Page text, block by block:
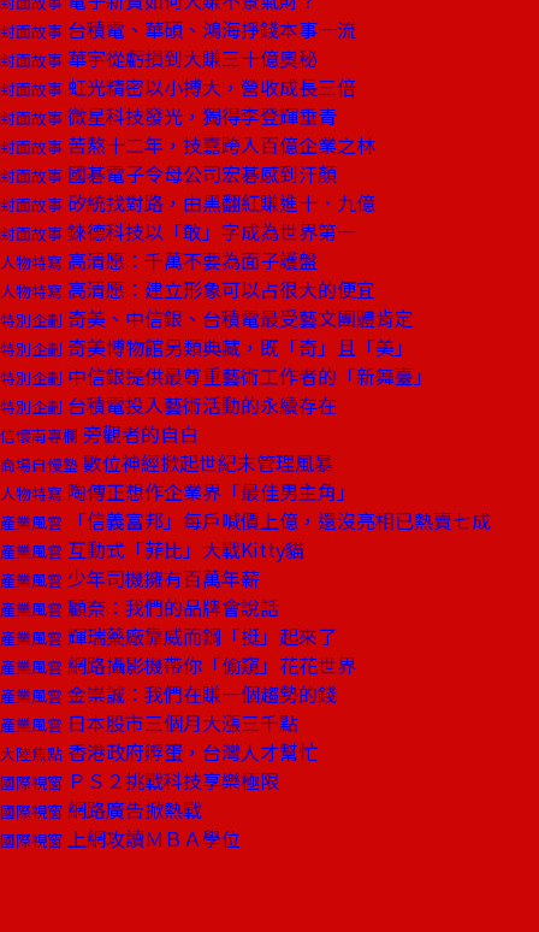
封面故事 台積電、華碩、鴻海掙錢本事一流
封面故事 華宇從虧損到大賺三十億奧秘
封面故事 虹光精密以小搏大，營收成長三倍
封面故事 微星科技發光，獨得李登輝垂青
封面故事 苦熬十二年，技嘉跨入百億企業之林
封面故事 國碁電子令母公司宏碁感到汗顏
封面故事 矽統找對路，由黑翻紅賺進十．九億
封面故事 錸德科技以「敢」字成為世界第一
人物特寫 高清愿：千萬不要為面子護盤
人物特寫 高清愿：建立形象可以占很大的便宜
特別企劃 奇美、中信銀、台積電最受藝文團體肯定
特別企劃 奇美博物館另類典藏，既「奇」且「美」
特別企劃 中信銀提供最尊重藝術工作者的「新舞臺」
特別企劃 台積電投入藝術活動的永續存在
信懷南專欄 旁觀者的自白
商場自慢塾 數位神經掀起世紀末管理風暴
人物特寫 陶傳正想作企業界「最佳男主角」
產業風雲 「信義富邦」每戶喊價上億，還沒亮相已熱賣七成
產業風雲 互動式「菲比」大戰Kitty貓
產業風雲 少年司機擁有百萬年薪
產業風雲 顧奈：我們的品牌會說話
產業風雲 輝瑞藥廠靠威而鋼「挺」起來了
產業風雲 網路攝影機帶你「偷窺」花花世界
產業風雲 金崇誠：我們在賺一個趨勢的錢
產業風雲 日本股市三個月大漲三千點
大陸焦點 香港政府孵蛋，台灣人才幫忙
國際視窗 ＰＳ２挑戰科技享樂極限
國際視窗 網路廣告掀熱戰
國際視窗 上網攻讀ＭＢＡ學位